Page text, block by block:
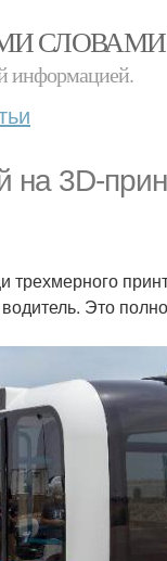
СЛОВАМИ
информацией.
на 3D-
Это